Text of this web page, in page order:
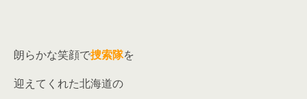
朗らかな笑顔で捜索隊を
迎えてくれた北海道の